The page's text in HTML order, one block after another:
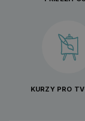
KURZY PRO